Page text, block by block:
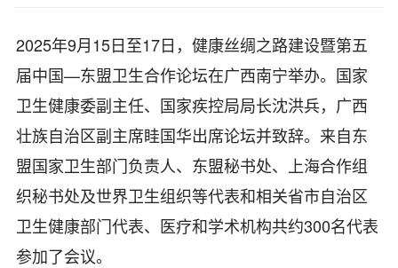
2025年9月15日至17日，健康丝绸之路建设暨第五
届中国—东盟卫生合作论坛在广西南宁举办。国家
卫生健康委副主任、国家疾控局局长沈洪兵，广西
壮族自治区副主席眭国华出席论坛并致辞。来自东
盟国家卫生部门负责人、东盟秘书处、上海合作组
织秘书处及世界卫生组织等代表和相关省市自治区
卫生健康部门代表、医疗和学术机构共约300名代表
参加了会议。